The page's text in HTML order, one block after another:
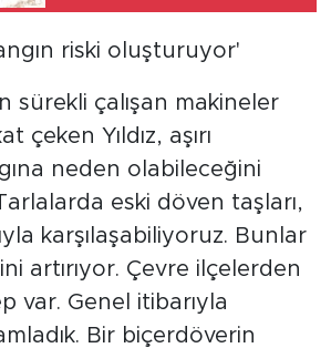
riski oluşturuyor'
sürekli çalışan makineler
çeken Yıldız, aşırı
neden olabileceğini
eski döven taşları,
karşılaşabiliyoruz. Bunlar
artırıyor. Çevre ilçelerden
var. Genel itibarıyla
Bir biçerdöverin